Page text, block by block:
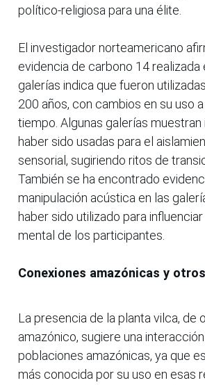
político-religiosa para una élite.
El investigador norteamericano
evidencia de carbono 14 realizada
galerías indica que fueron
200 años, con cambios en su uso
tiempo. Algunas galerías muestran
haber sido usadas para el
sensorial, sugiriendo ritos de
También se ha encontrado
manipulación acústica en las
haber sido utilizado para
mental de los participantes.
Conexiones amazónicas y
La presencia de la planta vilca, de
amazónico, sugiere una
poblaciones amazónicas, ya que
más conocida por su uso en esas